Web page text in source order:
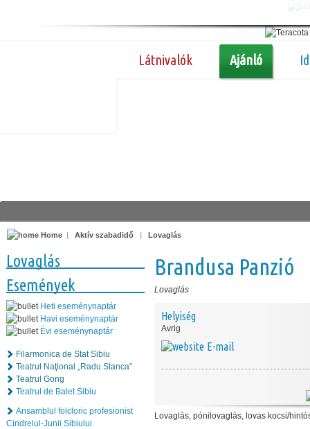
Látnivalók Ajánló
Home | Aktív szabadidő | Lovaglás
Lovaglás
Események
Heti eseménynaptár
Havi eseménynaptár
Évi eseménynaptár
Filarmonica de Stat Sibiu
Teatrul Naţional „Radu Stanca”
Teatrul Gong
Teatrul de Balet Sibiu
Ansamblul folcloric profesionist
Cindrelul-Junii Sibiului
Brandusa Panzió
Lovaglás
Helyiség
Avrig
E-mail
Lovaglás, pónilovaglás, lovas kocsi/hint